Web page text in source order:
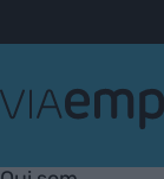
Empresa